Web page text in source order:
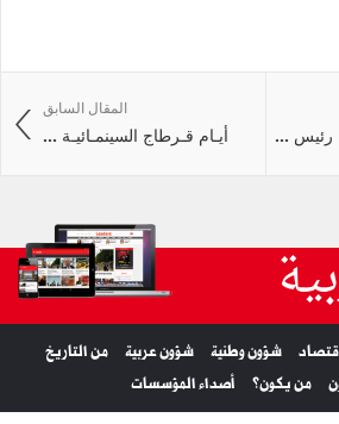
المقال السابق
أيـام قـرطاج السينمـائيـة ... رئيس ...
شؤون وطنية شؤون عربية
من التاريخ
من يكون؟ أصداء المؤسسات